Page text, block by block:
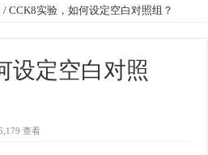
/ CCK8实验，如何设定空白对照组？
设定空白对照
查看